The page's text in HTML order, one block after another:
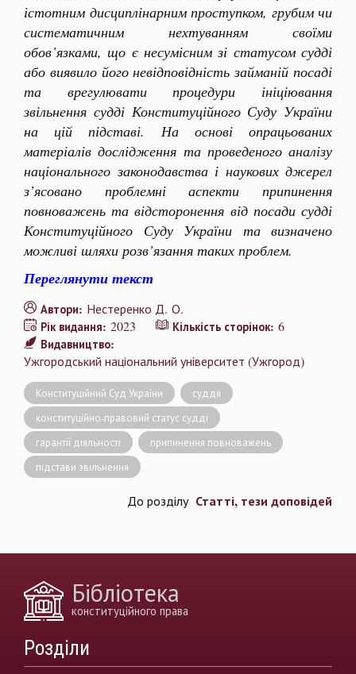
істотним дисциплінарним проступком, грубим чи
систематичним нехтуванням своїми
обов’язками, що є несумісним зі статусом судді
або виявило його невідповідність займаній посаді
та врегулювати процедури ініціювання
звільнення судді Конституційного Суду України
на цій підставі. На основі опрацьованих
матеріалів дослідження та проведеного аналізу
національного законодавства і наукових джерел
з’ясовано проблемні аспекти припинення
повноважень та відсторонення від посади судді
Конституційного Суду України та визначено
можливі шляхи розв’язання таких проблем.
Переглянути текст
Автори: Нестеренко Д. О.
Рік видання: 2023 Кількість сторінок: 6
Видавництво:
Ужгородський національний університет (Ужгород)
Конституційний Суд України
суддя
конституційно-правовий статус судді
гарантії діяльності
припинення повноважень
підстави звільнення
До розділу Статті, тези доповідей
Бібліотека
конституційного права
Розділи